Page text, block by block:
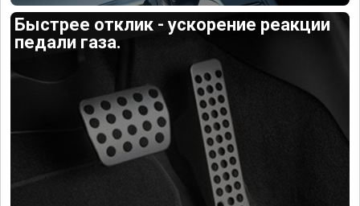
Быстрее отклик - ускорение реакции
педали газа.